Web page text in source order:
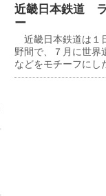
近畿日本鉄道
ー
近畿日本鉄道は１
野間で、７月に世界
などをモチーフにし